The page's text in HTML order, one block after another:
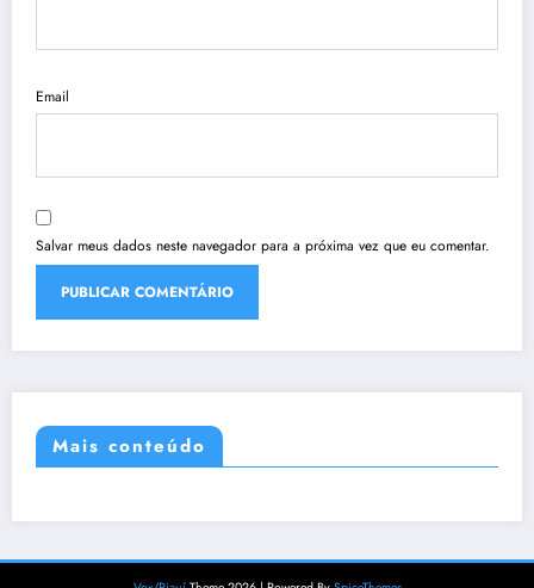
Email
Salvar meus dados neste navegador para a próxima vez que eu comentar.
Mais conteúdo